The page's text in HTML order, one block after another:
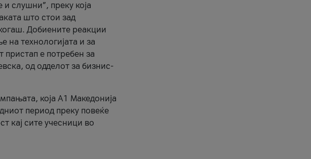
слушни”, преку која
што стои зад
Добиените реакции
на технологијата и за
е потребен за
од одделот за бизнис-
која A1 Македонија
период преку повеќе
кај сите учесници во